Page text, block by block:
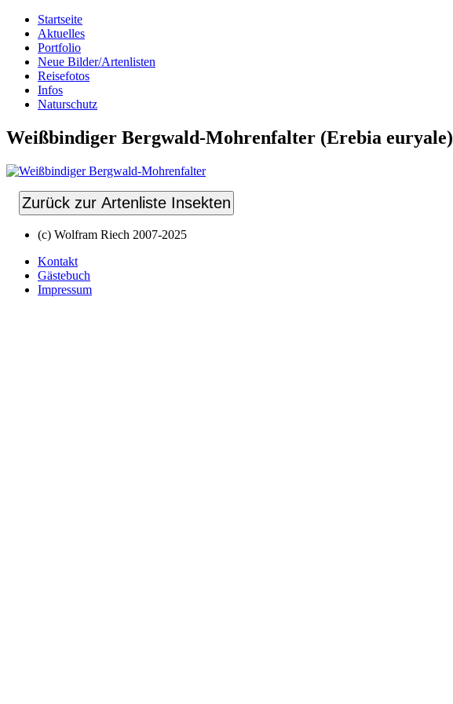
Startseite
Aktuelles
Portfolio
Neue Bilder/Artenlisten
Reisefotos
Infos
Naturschutz
Weißbindiger Bergwald-Mohrenfalter (Erebia euryale)
Zurück zur Artenliste Insekten
(c) Wolfram Riech 2007-2025
Kontakt
Gästebuch
Impressum